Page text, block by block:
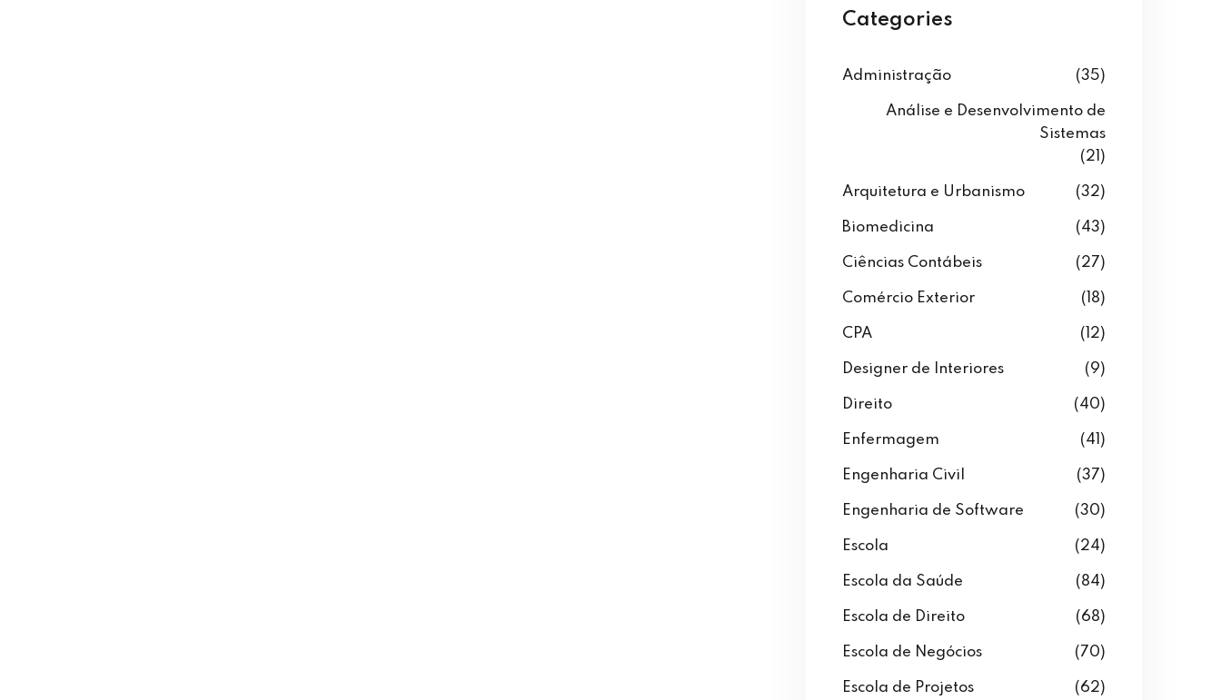
Categories
Administração (35)
Análise e Desenvolvimento de
Sistemas
(21)
Arquitetura e Urbanismo (32)
Biomedicina (43)
Ciências Contábeis (27)
Comércio Exterior (18)
CPA (12)
Designer de Interiores (9)
Direito (40)
Enfermagem (41)
Engenharia Civil (37)
Engenharia de Software (30)
Escola (24)
Escola da Saúde (84)
Escola de Direito (68)
Escola de Negócios (70)
Escola de Projetos (62)